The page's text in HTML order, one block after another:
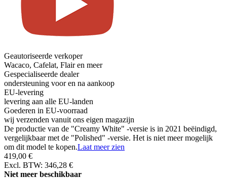
Geautoriseerde verkoper
Wacaco, Cafelat, Flair en meer
Gespecialiseerde dealer
ondersteuning voor en na aankoop
EU-levering
levering aan alle EU-landen
Goederen in EU-voorraad
wij verzenden vanuit ons eigen magazijn
De productie van de "Creamy White" -versie is in 2021 beëindigd,
vergelijkbaar met de "Polished" -versie. Het is niet meer mogelijk
om dit model te kopen.Laat meer zien
419,00 €
Excl. BTW: 346,28 €
Niet meer beschikbaar